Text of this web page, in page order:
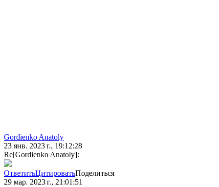
Gordienko Anatoly
23 янв. 2023 г., 19:12:28
Re[Gordienko Anatoly]:
ОтветитьЦитироватьПоделиться
29 мар. 2023 г., 21:01:51